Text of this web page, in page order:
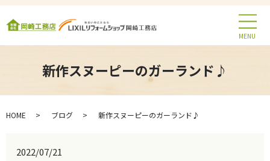
MENU
新作スヌーピーのガーランド♪
HOME ブログ 新作スヌーピーのガーランド♪
2022/07/21